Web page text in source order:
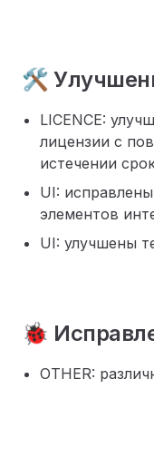
🛠️
LICENCE:
лицензии с
истечении
UI:
элементов
UI: улучшены
🐞
OTHER: